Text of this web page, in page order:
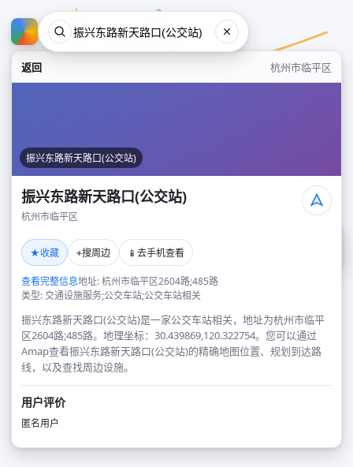
返回 杭州市临平区
振兴东路新天路口(公交站)
振兴东路新天路口(公交站)
杭州市临平区
★收藏 ⌖搜周边 📱 去手机查看
查看完整信息地址: 杭州市临平区2604路;485路
类型: 交通设施服务;公交车站;公交车站相关
振兴东路新天路口(公交站)是一家公交车站相关，地址为杭州市临平
区2604路;485路。地理坐标：30.439869,120.322754。您可以通过
Amap查看振兴东路新天路口(公交站)的精确地图位置、规划到达路
线，以及查找周边设施。
用户评价
匿名用户